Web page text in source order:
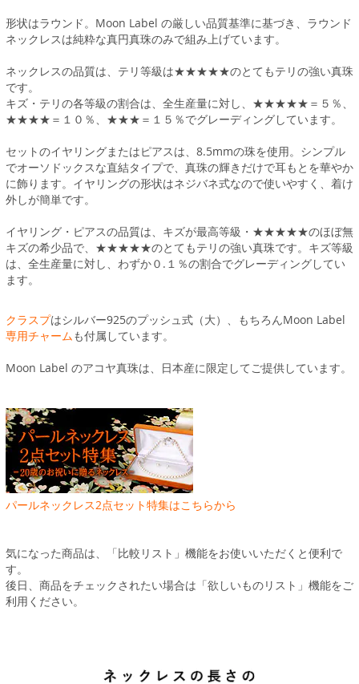
形状はラウンド。Moon Label の厳しい品質基準に基づき、ラウンド
ネックレスは純粋な真円真珠のみで組み上げています。
ネックレスの品質は、テリ等級は★★★★★のとてもテリの強い真珠
です。
キズ・テリの各等級の割合は、全生産量に対し、★★★★★＝５％、
★★★★＝１０％、★★★＝１５％でグレーディングしています。
セットのイヤリングまたはピアスは、8.5mmの珠を使用。シンプル
でオーソドックスな直結タイプで、真珠の輝きだけで耳もとを華やか
に飾ります。イヤリングの形状はネジバネ式なので使いやすく、着け
外しが簡単です。
イヤリング・ピアスの品質は、キズが最高等級・★★★★★のほぼ無
キズの希少品で、★★★★★のとてもテリの強い真珠です。キズ等級
は、全生産量に対し、わずか０.１％の割合でグレーディングしてい
ます。
クラスプはシルバー925のプッシュ式（大）、もちろんMoon Label
専用チャームも付属しています。
Moon Label のアコヤ真珠は、日本産に限定してご提供しています。
パールネックレス2点セット特集はこちらから
気になった商品は、「比較リスト」機能をお使いいただくと便利で
す。
後日、商品をチェックされたい場合は「欲しいものリスト」機能をご
利用ください。